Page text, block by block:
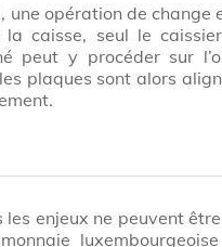
une opération de change
caisse, seul le
peut y procéder sur
plaques sont alors
enjeux ne peuvent